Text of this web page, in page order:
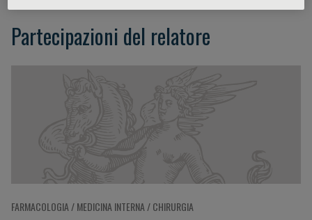
Partecipazioni del relatore
FARMACOLOGIA / MEDICINA INTERNA / CHIRURGIA